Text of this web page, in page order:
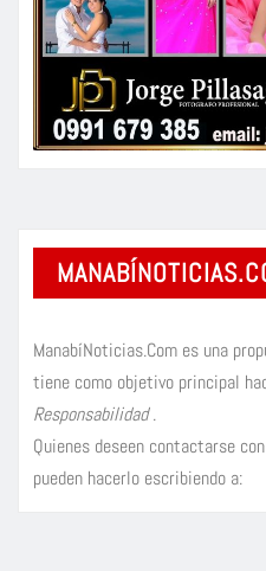
ManabíNoticias.Com es una
tiene como objetivo principal
Responsabilidad.
Quienes deseen contactarse
pueden hacerlo escribiendo a: